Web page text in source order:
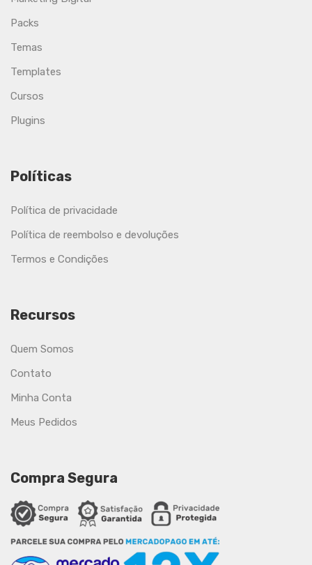
Packs
Temas
Templates
Cursos
Plugins
Políticas
Política de privacidade
Política de reembolso e devoluções
Termos e Condições
Recursos
Quem Somos
Contato
Minha Conta
Meus Pedidos
Compra Segura